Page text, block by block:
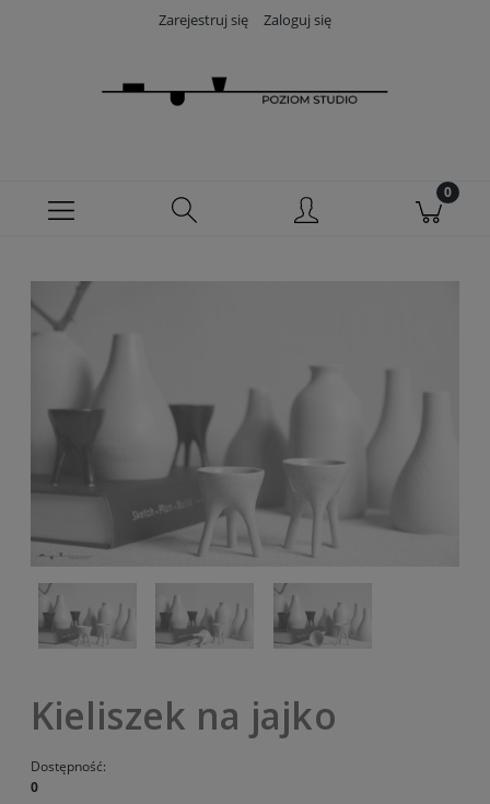
Zarejestruj się Zaloguj się
Kieliszek na jajko
Dostępność:
0